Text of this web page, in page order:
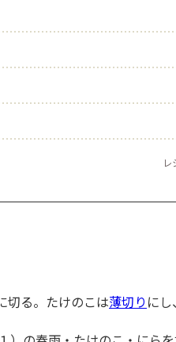
切る。たけのこは薄切り に